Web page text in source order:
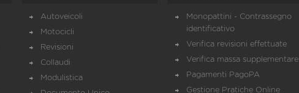
Autoveicoli
Motocicli
Revisioni
Collaudi
Modulistica
Monopattini - Contrassegno
identificativo
Verifica revisioni effettuate
Verifica massa supplementare
Pagamenti PagoPA
Gestione Pratiche Online